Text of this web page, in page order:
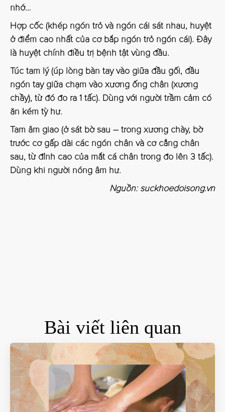
nhớ…
Hợp cốc (khép ngón trỏ và ngón cái sát nhau, huyệt
ở điểm cao nhất của cơ bắp ngón trỏ ngón cái). Đây
là huyệt chính điều trị bệnh tật vùng đầu.
Túc tam lý (úp lòng bàn tay vào giữa đầu gối, đầu
ngón tay giữa chạm vào xương ống chân (xương
chầy), từ đó đo ra 1 tấc). Dùng với người trầm cảm có
ăn kém tỳ hư.
Tam âm giao (ở sát bờ sau – trong xương chày, bờ
trước cơ gấp dài các ngón chân và cơ cẳng chân
sau, từ đỉnh cao của mắt cá chân trong đo lên 3 tấc).
Dùng khi người nóng âm hư.
Nguồn: suckhoedoisong.vn
Bài viết liên quan